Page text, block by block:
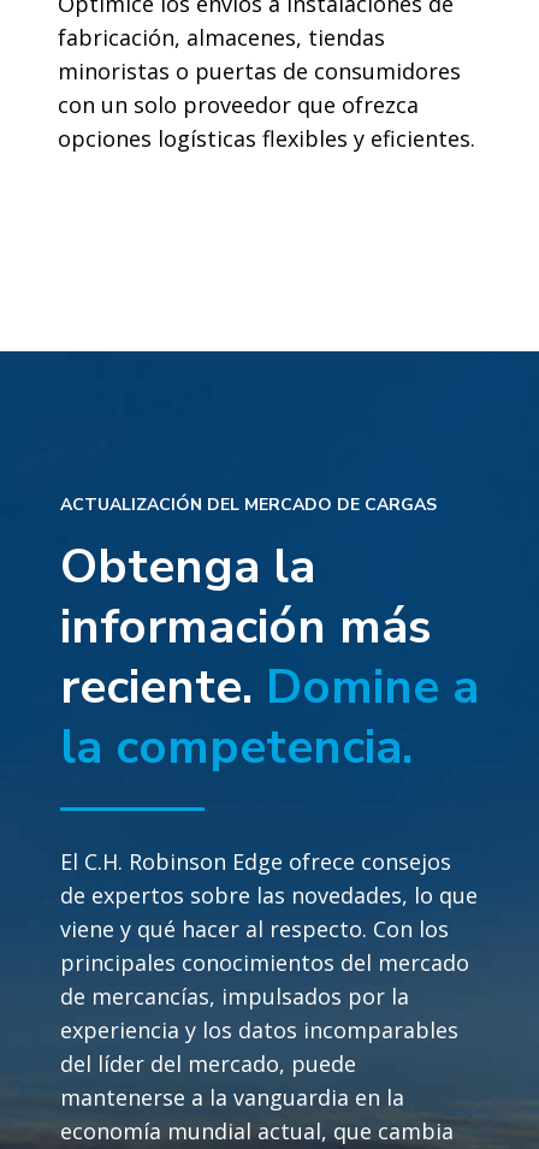
fabricación, almacenes, tiendas
minoristas o puertas de consumidores
con un solo proveedor que ofrezca
opciones logísticas flexibles y eficientes.
ACTUALIZACIÓN DEL MERCADO DE CARGAS
Obtenga la
información más
reciente. Domine a
la competencia.
El C.H. Robinson Edge ofrece consejos
de expertos sobre las novedades, lo que
viene y qué hacer al respecto. Con los
principales conocimientos del mercado
de mercancías, impulsados por la
experiencia y los datos incomparables
del líder del mercado, puede
mantenerse a la vanguardia en la
economía mundial actual, que cambia